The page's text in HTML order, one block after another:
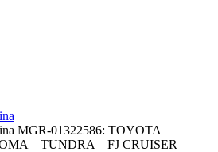
MGR-01322586: TOYOTA
– TUNDRA – FJ CRUISER